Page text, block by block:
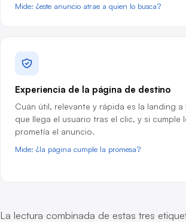
Mide: ¿este anuncio atrae a quien lo busca?
Experiencia de la página de destino
Cuán útil, relevante y rápida es la landing a
que llega el usuario tras el clic, y si cumple
prometía el anuncio.
Mide: ¿la página cumple la promesa?
La lectura combinada de estas tres